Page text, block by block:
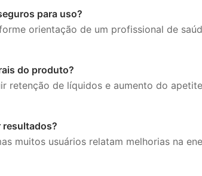
para uso?
orientação de um profissional de
do produto?
retenção de líquidos e aumento do
resultados?
muitos usuários relatam melhorias na